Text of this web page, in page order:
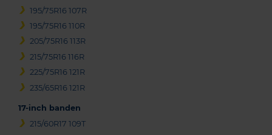
195/75R16 107R
195/75R16 110R
205/75R16 113R
215/75R16 116R
225/75R16 121R
235/65R16 121R
17-inch banden
215/60R17 109T